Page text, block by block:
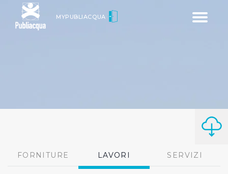
Toggle
MYPUBLIACQUA
FORNITURE LAVORI SERVIZI